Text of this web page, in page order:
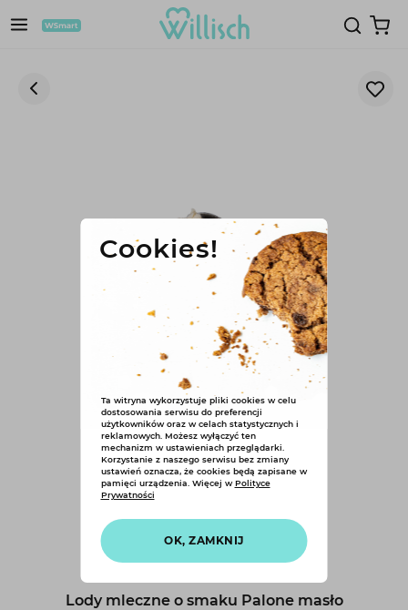
1
Lody mleczne o smaku Palone masło
Cookies!
Ta witryna wykorzystuje pliki cookies w celu
dostosowania serwisu do preferencji
użytkowników oraz w celach statystycznych i
reklamowych. Możesz wyłączyć ten
mechanizm w ustawieniach przeglądarki.
Korzystanie z naszego serwisu bez zmiany
ustawień oznacza, że cookies będą zapisane w
pamięci urządzenia. Więcej wPolityce
Prywatności
OK, ZAMKNIJ